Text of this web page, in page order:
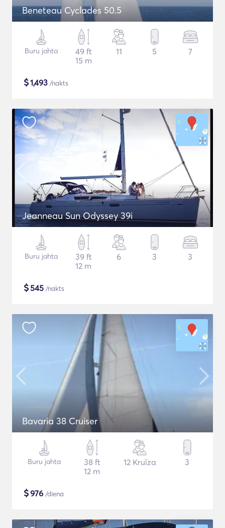
Beneteau Cyclades 50.5
Buru jahta
49 ft
15 m
11 5 7
$1,493 /nakts
Jeanneau Sun Odyssey 39i
Buru jahta
39 ft
12 m
6 3 3
$545 /nakts
Bavaria 38 Cruiser
Buru jahta
38 ft
12 m
12 Kruīza 3
$976 /diena